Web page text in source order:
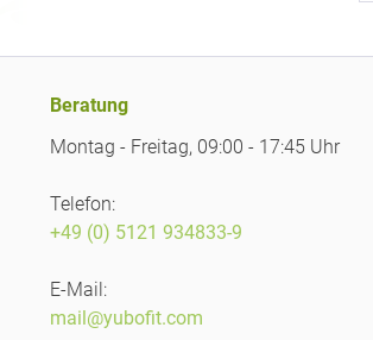
Beratung
Montag - Freitag, 09:00 - 17:45 Uhr
Telefon:
+49 (0) 5121 934833-9
E-Mail:
mail@yubofit.com